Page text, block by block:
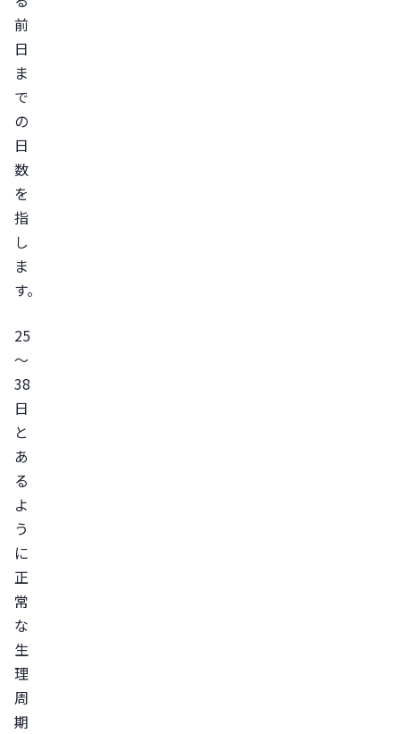
前
日
ま
で
の
日
数
を
指
し
ま
す。
25
～
38
日
と
あ
る
よ
う
に
正
常
な
生
理
周
期